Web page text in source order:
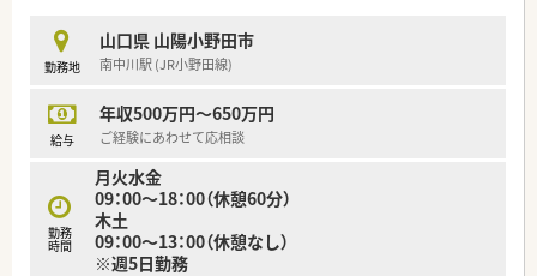
【こんな取り組みをしています】
■各地域の医師会や薬剤師会が主催する講演会への参加を推奨
■九州山口薬学大会への参加も実施しており、広域的な医療情報
の収集や他施設の薬剤師との交流を深められます。
の知識だけでなく接遇マナーの向上にも努めます。
勤務地
山口県 山陽小野田市
南中川駅 (JR小野田線)
給与
年収500万円～650万円
ご経験にあわせて応相談
勤務
時間
月火水金
09：00～18：00（休憩60分）
木土
09：00～13：00（休憩なし）
※週5日勤務